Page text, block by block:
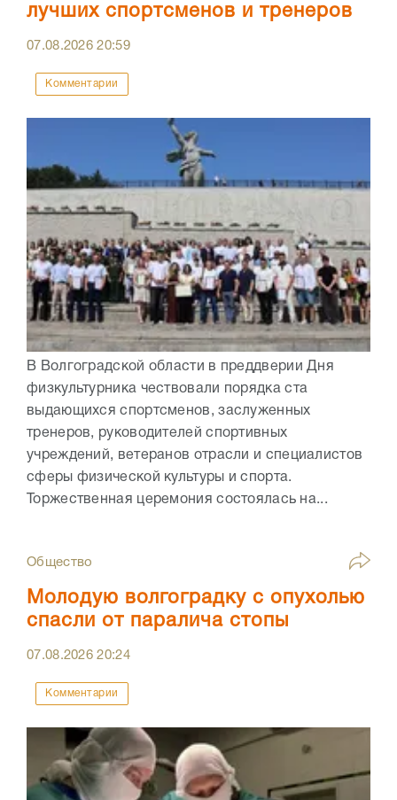
лучших спортсменов и тренеров
07.08.202620:59
Комментарии
В Волгоградской области в преддверии Дня
физкультурника чествовали порядка ста
выдающихся спортсменов, заслуженных
тренеров, руководителей спортивных
учреждений, ветеранов отрасли и специалистов
сферы физической культуры и спорта.
Торжественная церемония состоялась на...
Общество
Молодую волгоградку с опухолью
спасли от паралича стопы
07.08.202620:24
Комментарии